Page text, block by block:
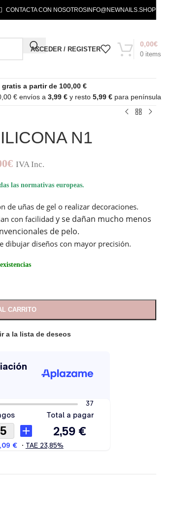
CONTACTA CON NOSOTROS INFO@NEWNAILS.SHOP
ACCEDER / REGISTER
0 items
0,00€
gratis a partir de 100,00 €
€ envíos a3,99 € y resto5,99 € para península
N1
€ IVA Inc.
las normativas europeas.
de uñas de gel o realizar decoraciones.
con facilidad y se dañan mucho menos
de pelo.
dibujar diseños con mayor precisión.
CARRITO
a la lista de deseos